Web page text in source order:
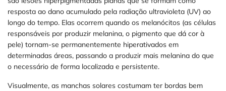
resposta ao dano acumulado pela radiação ultravioleta (UV) ao
longo do tempo. Elas ocorrem quando os melanócitos (as células
responsáveis por produzir melanina, o pigmento que dá cor à
pele) tornam-se permanentemente hiperativados em
determinadas áreas, passando a produzir mais melanina do que
o necessário de forma localizada e persistente.
Visualmente, as manchas solares costumam ter bordas bem